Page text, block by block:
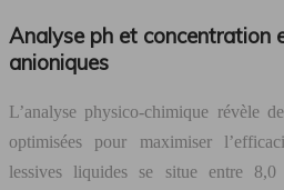
Analyse ph et concentration
anioniques
L’analyse physico-chimique révèle
optimisées pour maximiser
lessives liquides se situe entre